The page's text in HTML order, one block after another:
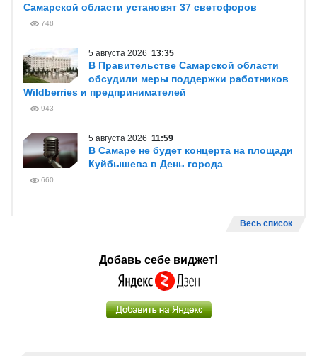
Самарской области установят 37 светофоров
748
5 августа 2026 13:35
В Правительстве Самарской области
обсудили меры поддержки работников
Wildberries и предпринимателей
943
5 августа 2026 11:59
В Самаре не будет концерта на площади
Куйбышева в День города
660
Весь список
Добавь себе виджет!